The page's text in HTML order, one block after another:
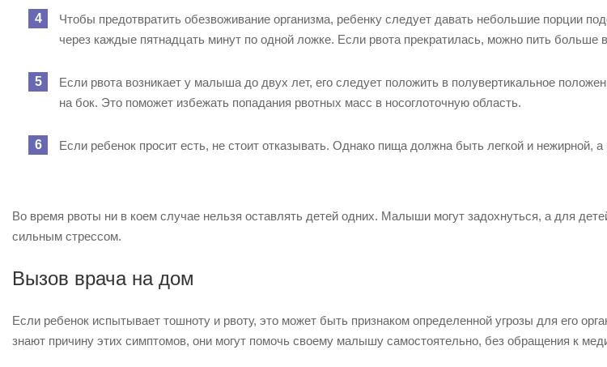
Чтобы предотвратить обезвоживание организма, ребенку следует давать небольшие порции
через каждые пятнадцать минут по одной ложке. Если рвота прекратилась, можно пить больше
Если рвота возникает у малыша до двух лет, его следует положить в полувертикальное
на бок. Это поможет избежать попадания рвотных масс в носоглоточную область.
Если ребенок просит есть, не стоит отказывать. Однако пища должна быть легкой и нежирной,
Во время рвоты ни в коем случае нельзя оставлять детей одних. Малыши могут задохнуться, а для
сильным стрессом.
Вызов врача на дом
Если ребенок испытывает тошноту и рвоту, это может быть признаком определенной угрозы для его
знают причину этих симптомов, они могут помочь своему малышу самостоятельно, без обращения к